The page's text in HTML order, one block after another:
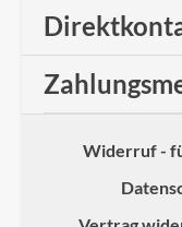
Widerruf -